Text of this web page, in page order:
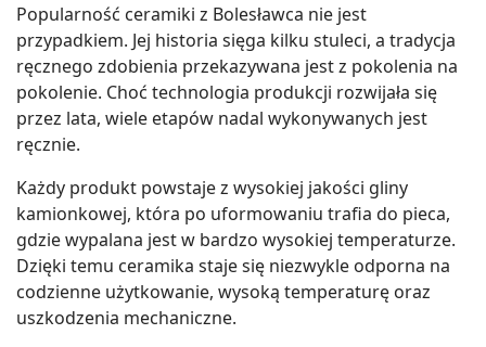
Popularność ceramiki z Bolesławca nie jest
przypadkiem. Jej historia sięga kilku stuleci, a tradycja
ręcznego zdobienia przekazywana jest z pokolenia na
pokolenie. Choć technologia produkcji rozwijała się
przez lata, wiele etapów nadal wykonywanych jest
ręcznie.
Każdy produkt powstaje z wysokiej jakości gliny
kamionkowej, która po uformowaniu trafia do pieca,
gdzie wypalana jest w bardzo wysokiej temperaturze.
Dzięki temu ceramika staje się niezwykle odporna na
codzienne użytkowanie, wysoką temperaturę oraz
uszkodzenia mechaniczne.